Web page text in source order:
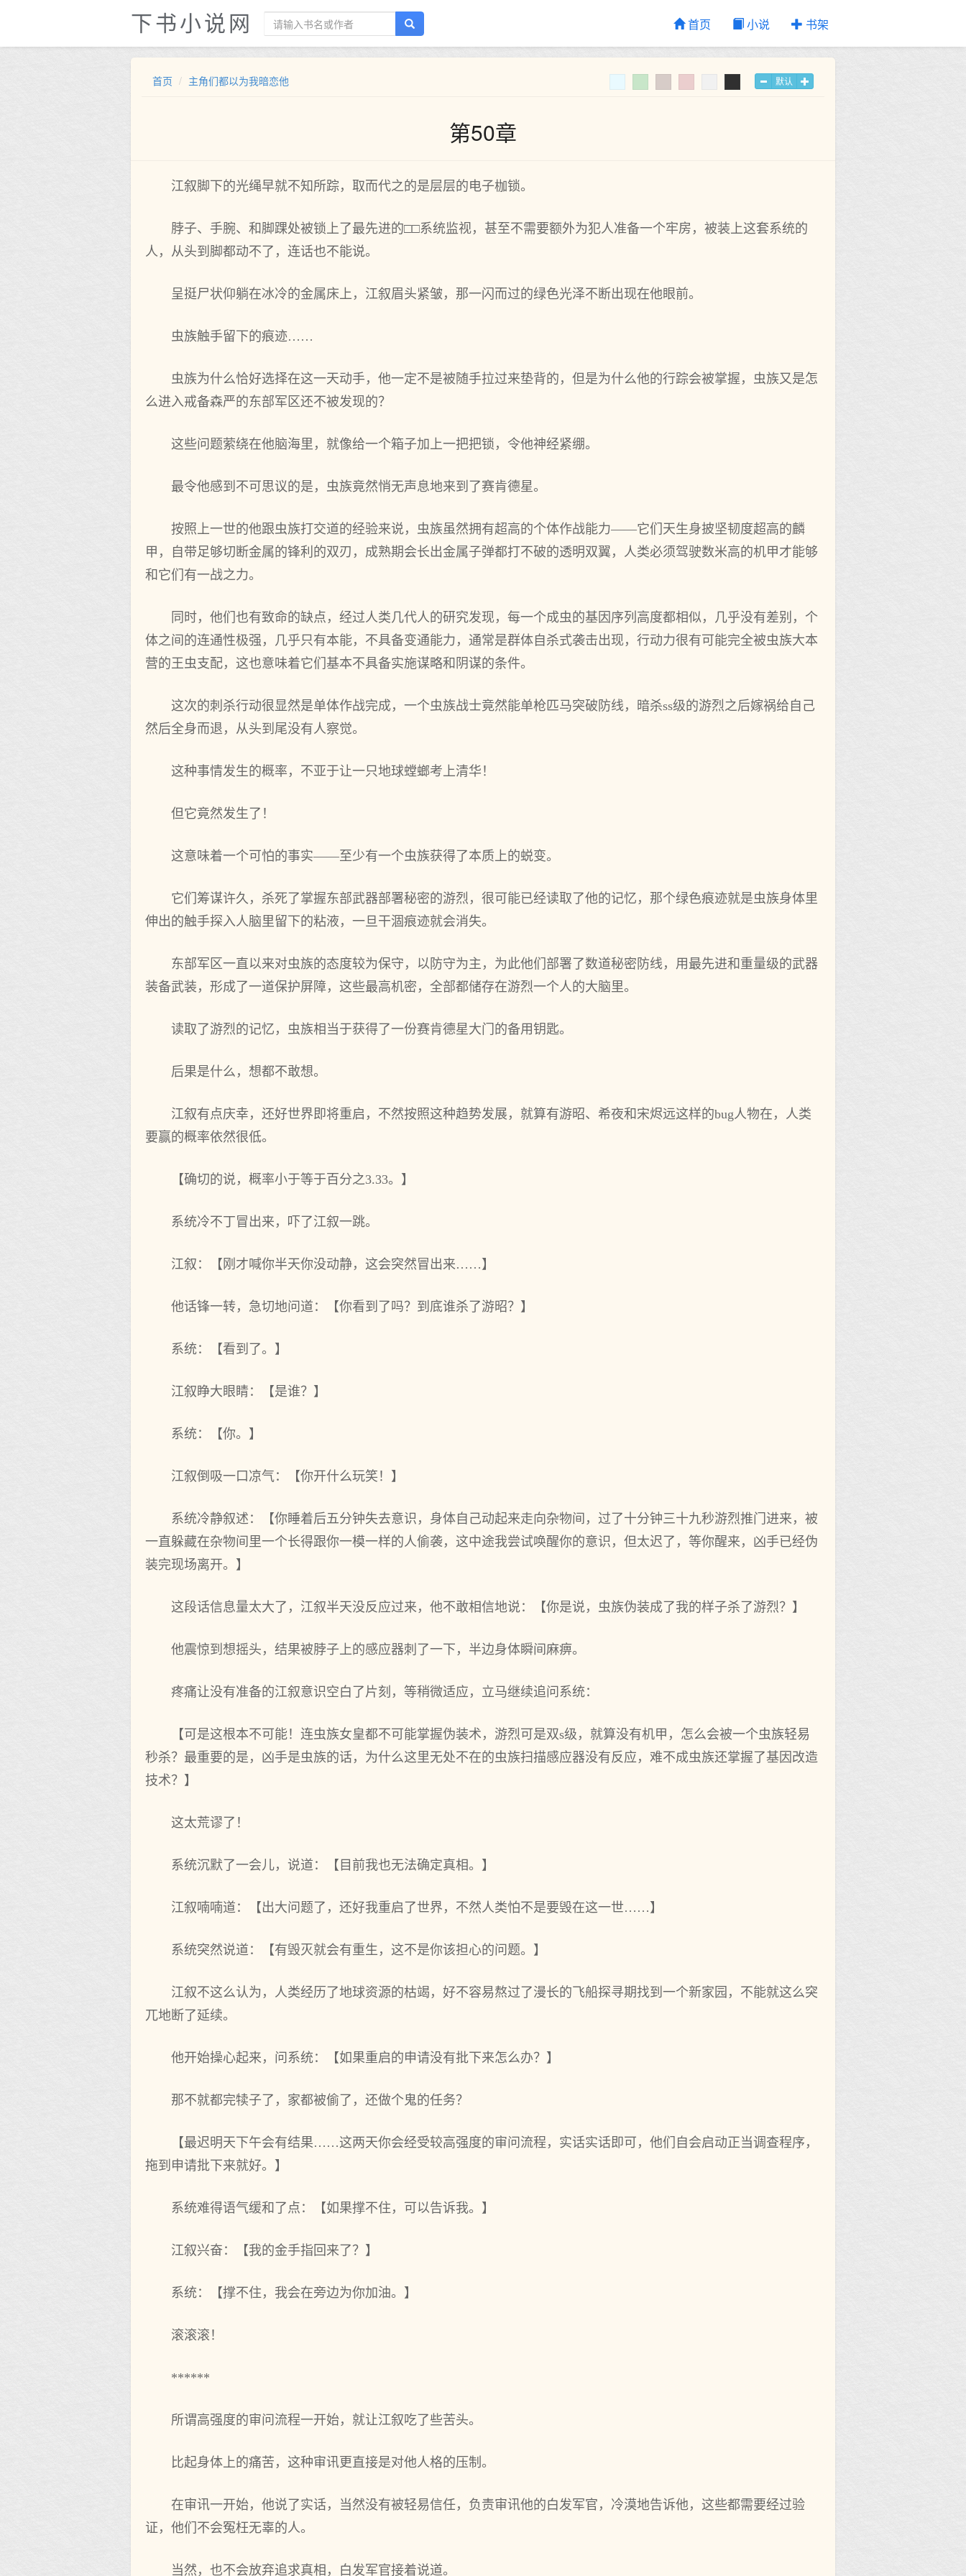
下书小说网 首页 小说 书架
首页 主角们都以为我暗恋他 默认
第50章
江叙脚下的光绳早就不知所踪，取而代之的是层层的电子枷锁。
脖子、手腕、和脚踝处被锁上了最先进的□□系统监视，甚至不需要额外为犯人准备一个牢房，被装上这套系统的
人，从头到脚都动不了，连话也不能说。
呈挺尸状仰躺在冰冷的金属床上，江叙眉头紧皱，那一闪而过的绿色光泽不断出现在他眼前。
虫族触手留下的痕迹……
虫族为什么恰好选择在这一天动手，他一定不是被随手拉过来垫背的，但是为什么他的行踪会被掌握，虫族又是怎
么进入戒备森严的东部军区还不被发现的？
这些问题萦绕在他脑海里，就像给一个箱子加上一把把锁，令他神经紧绷。
最令他感到不可思议的是，虫族竟然悄无声息地来到了赛肯德星。
按照上一世的他跟虫族打交道的经验来说，虫族虽然拥有超高的个体作战能力——它们天生身披坚韧度超高的麟
甲，自带足够切断金属的锋利的双刃，成熟期会长出金属子弹都打不破的透明双翼，人类必须驾驶数米高的机甲才能够
和它们有一战之力。
同时，他们也有致命的缺点，经过人类几代人的研究发现，每一个成虫的基因序列高度都相似，几乎没有差别，个
体之间的连通性极强，几乎只有本能，不具备变通能力，通常是群体自杀式袭击出现，行动力很有可能完全被虫族大本
营的王虫支配，这也意味着它们基本不具备实施谋略和阴谋的条件。
这次的刺杀行动很显然是单体作战完成，一个虫族战士竟然能单枪匹马突破防线，暗杀ss级的游烈之后嫁祸给自己
然后全身而退，从头到尾没有人察觉。
这种事情发生的概率，不亚于让一只地球螳螂考上清华！
但它竟然发生了！
这意味着一个可怕的事实——至少有一个虫族获得了本质上的蜕变。
它们筹谋许久，杀死了掌握东部武器部署秘密的游烈，很可能已经读取了他的记忆，那个绿色痕迹就是虫族身体里
伸出的触手探入人脑里留下的粘液，一旦干涸痕迹就会消失。
东部军区一直以来对虫族的态度较为保守，以防守为主，为此他们部署了数道秘密防线，用最先进和重量级的武器
装备武装，形成了一道保护屏障，这些最高机密，全部都储存在游烈一个人的大脑里。
读取了游烈的记忆，虫族相当于获得了一份赛肯德星大门的备用钥匙。
后果是什么，想都不敢想。
江叙有点庆幸，还好世界即将重启，不然按照这种趋势发展，就算有游昭、希夜和宋烬远这样的bug人物在，人类
要赢的概率依然很低。
【确切的说，概率小于等于百分之3.33。】
系统冷不丁冒出来，吓了江叙一跳。
江叙：【刚才喊你半天你没动静，这会突然冒出来……】
他话锋一转，急切地问道：【你看到了吗？到底谁杀了游昭？】
系统：【看到了。】
江叙睁大眼睛：【是谁？】
系统：【你。】
江叙倒吸一口凉气：【你开什么玩笑！】
系统冷静叙述：【你睡着后五分钟失去意识，身体自己动起来走向杂物间，过了十分钟三十九秒游烈推门进来，被
一直躲藏在杂物间里一个长得跟你一模一样的人偷袭，这中途我尝试唤醒你的意识，但太迟了，等你醒来，凶手已经伪
装完现场离开。】
这段话信息量太大了，江叙半天没反应过来，他不敢相信地说：【你是说，虫族伪装成了我的样子杀了游烈？】
他震惊到想摇头，结果被脖子上的感应器刺了一下，半边身体瞬间麻痹。
疼痛让没有准备的江叙意识空白了片刻，等稍微适应，立马继续追问系统：
【可是这根本不可能！连虫族女皇都不可能掌握伪装术，游烈可是双s级，就算没有机甲，怎么会被一个虫族轻易
秒杀？最重要的是，凶手是虫族的话，为什么这里无处不在的虫族扫描感应器没有反应，难不成虫族还掌握了基因改造
技术？】
这太荒谬了！
系统沉默了一会儿，说道：【目前我也无法确定真相。】
江叙喃喃道：【出大问题了，还好我重启了世界，不然人类怕不是要毁在这一世……】
系统突然说道：【有毁灭就会有重生，这不是你该担心的问题。】
江叙不这么认为，人类经历了地球资源的枯竭，好不容易熬过了漫长的飞船探寻期找到一个新家园，不能就这么突
兀地断了延续。
他开始操心起来，问系统：【如果重启的申请没有批下来怎么办？】
那不就都完犊子了，家都被偷了，还做个鬼的任务？
【最迟明天下午会有结果……这两天你会经受较高强度的审问流程，实话实话即可，他们自会启动正当调查程序，
拖到申请批下来就好。】
系统难得语气缓和了点：【如果撑不住，可以告诉我。】
江叙兴奋：【我的金手指回来了？】
系统：【撑不住，我会在旁边为你加油。】
滚滚滚！
******
所谓高强度的审问流程一开始，就让江叙吃了些苦头。
比起身体上的痛苦，这种审讯更直接是对他人格的压制。
在审讯一开始，他说了实话，当然没有被轻易信任，负责审讯他的白发军官，冷漠地告诉他，这些都需要经过验
证，他们不会冤枉无辜的人。
当然，也不会放弃追求真相，白发军官接着说道。